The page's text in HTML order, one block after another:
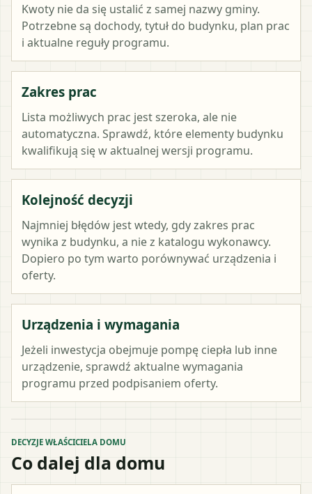
Kwoty nie da się ustalić z samej nazwy gminy.
Potrzebne są dochody, tytuł do budynku, plan prac
i aktualne reguły programu.
Zakres prac
Lista możliwych prac jest szeroka, ale nie
automatyczna. Sprawdź, które elementy budynku
kwalifikują się w aktualnej wersji programu.
Kolejność decyzji
Najmniej błędów jest wtedy, gdy zakres prac
wynika z budynku, a nie z katalogu wykonawcy.
Dopiero po tym warto porównywać urządzenia i
oferty.
Urządzenia i wymagania
Jeżeli inwestycja obejmuje pompę ciepła lub inne
urządzenie, sprawdź aktualne wymagania
programu przed podpisaniem oferty.
DECYZJE WŁAŚCICIELA DOMU
Co dalej dla domu